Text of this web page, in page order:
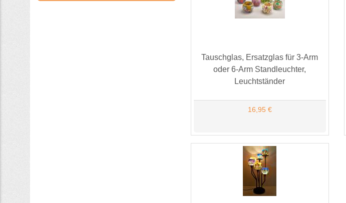
Tauschglas, Ersatzglas für 3-Arm
oder 6-Arm Standleuchter,
Leuchtständer
16,95 €